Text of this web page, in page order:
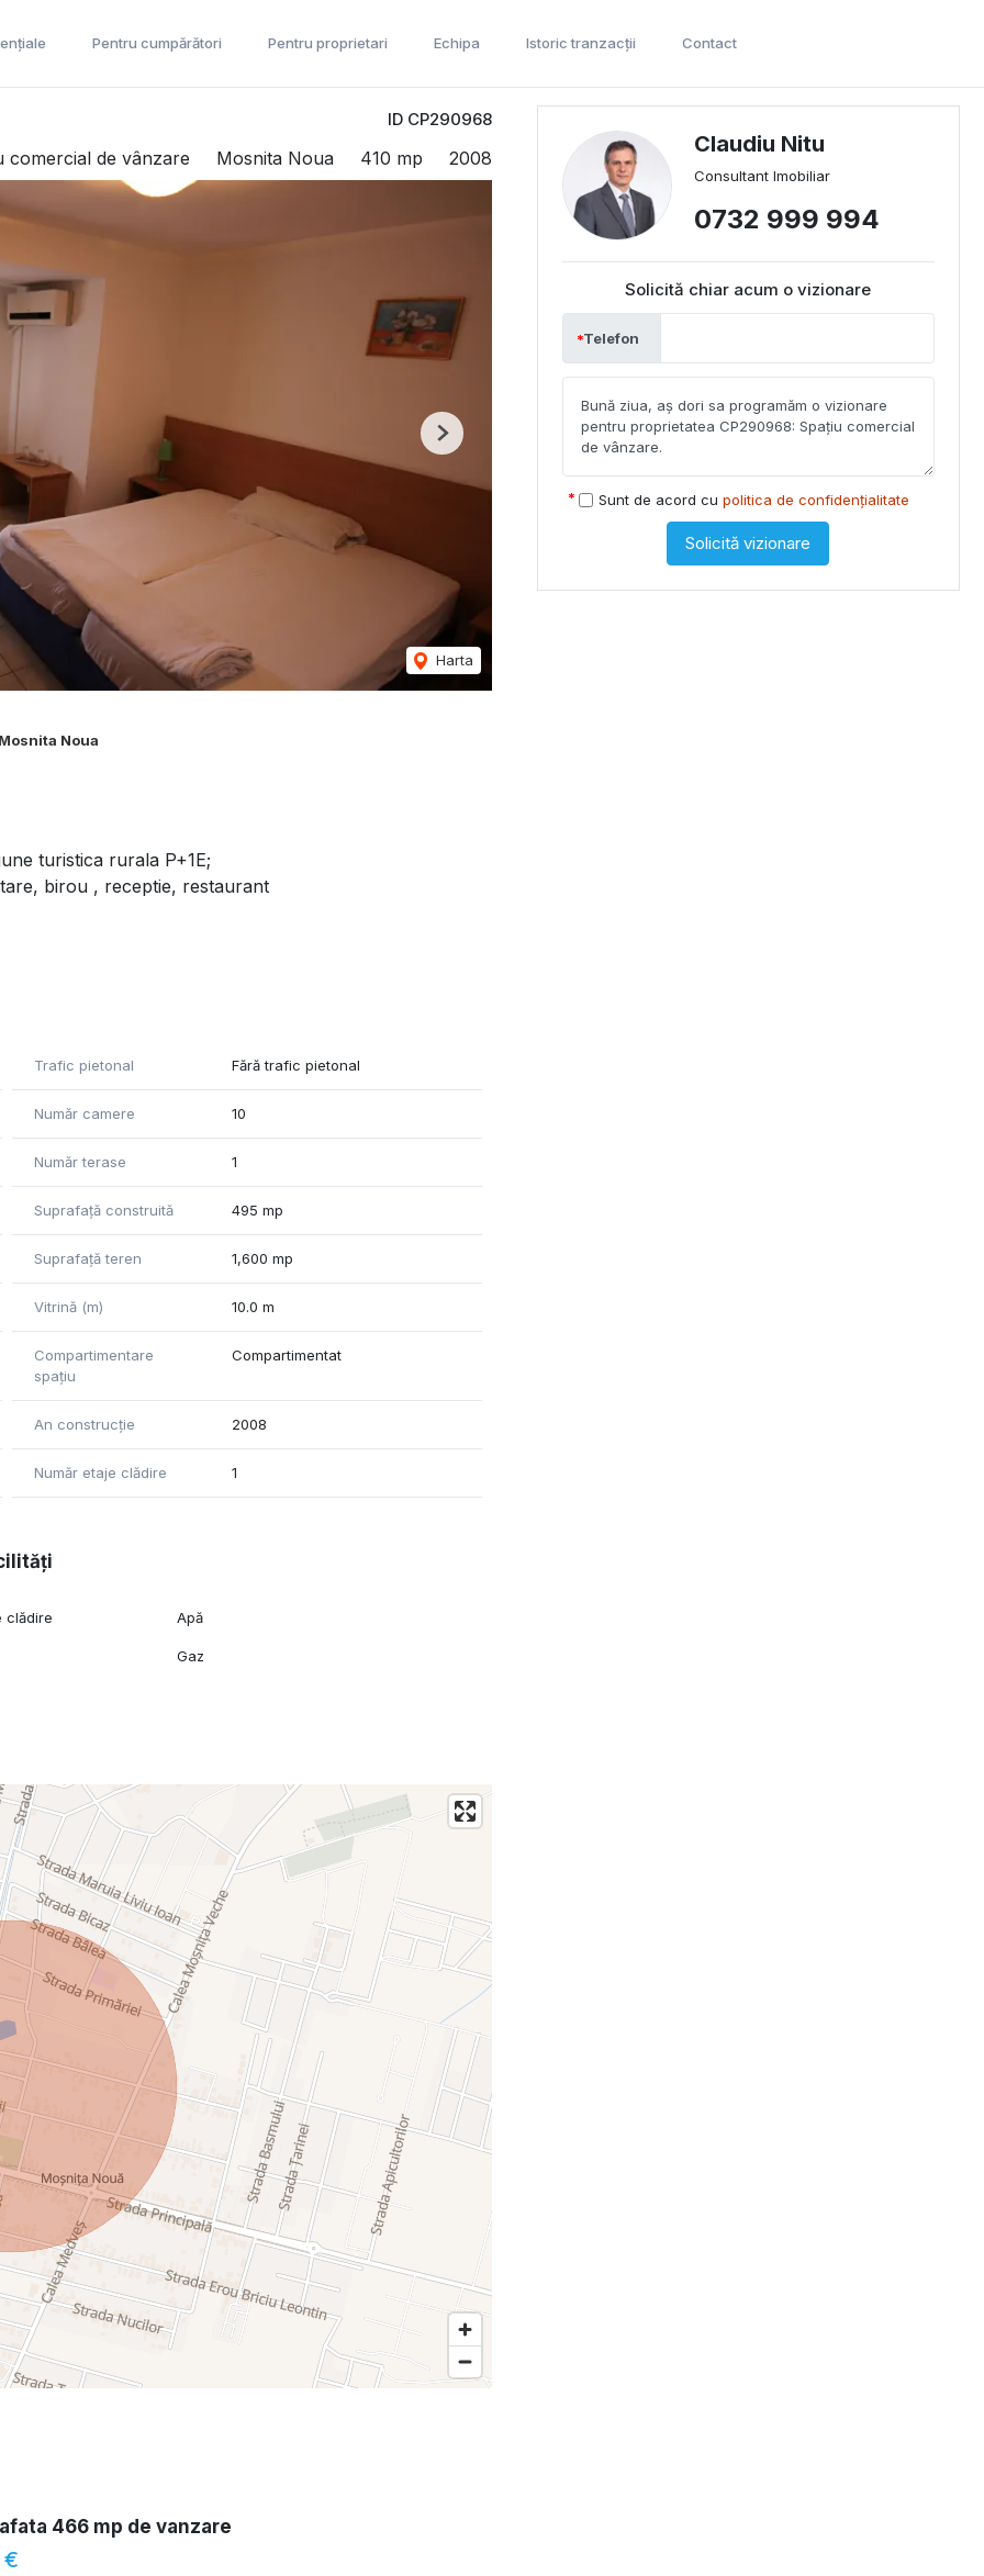
Pentru cumpărători Pentru proprietari Echipa Istoric tranzacții Contact
ID CP290968
comercial de vânzare Mosnita Noua 410 mp 2008
Harta
Next
Noua
turistica rurala P+1E;
birou , receptie, restaurant
timpului dvs. de odihna sau recreere, atat dupa o zi
si a imprejurimilor acestuia
Trafic pietonal Fără trafic pietonal
Număr camere 10
Număr terase 1
Suprafață construită 495 mp
Suprafață teren 1,600 mp
Vitrină (m) 10.0 m
Compartimentare
spațiu
Compartimentat
An construcție 2008
Număr etaje clădire 1
clădire Apă
Gaz
Claudiu Nitu
Consultant Imobiliar
0732 999 994
Solicită chiar acum o vizionare
Telefon
Sunt de acord cu politica de confidențialitate
Solicită vizionare
466 mp de vanzare
€